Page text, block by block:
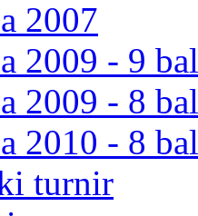
2007
2009 - 9
2009 - 8
2010 - 8
turnir